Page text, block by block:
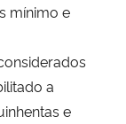
mínimo e
a
e